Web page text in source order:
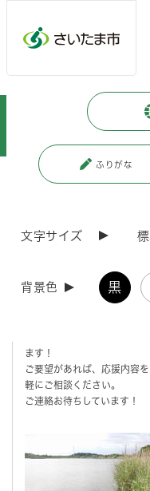
ふりがな
文字サイズ
背景色 黒
暮らし・手続
さいたま市環境教育ネットワーク
学習案内
「川の国 埼玉」にすむ魚や
高めるための体験学習の機
（生きものへの驚きと感動
ます！
ご要望があれば、応援内容
軽にご相談ください。
ご連絡お待ちしています！